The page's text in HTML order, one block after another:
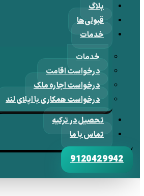
بلاگ
قبولی‌ها
خدمات
خدمات
درخواست اقامت
درخواست اجاره ملک
درخواست همکاری با اپلای لند
تحصیل در ترکیه
تماس با ما
9120429942